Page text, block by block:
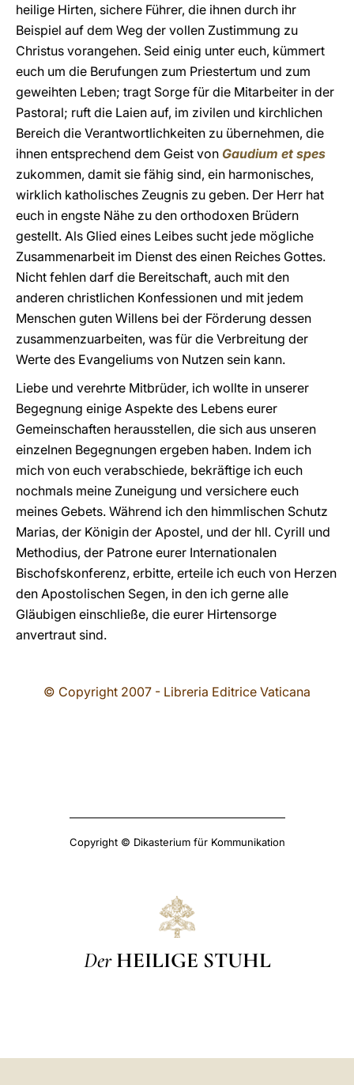
heilige Hirten, sichere Führer, die ihnen durch ihr
Beispiel auf dem Weg der vollen Zustimmung zu
Christus vorangehen. Seid einig unter euch, kümmert
euch um die Berufungen zum Priestertum und zum
geweihten Leben; tragt Sorge für die Mitarbeiter in der
Pastoral; ruft die Laien auf, im zivilen und kirchlichen
Bereich die Verantwortlichkeiten zu übernehmen, die
ihnen entsprechend dem Geist von Gaudium et spes
zukommen, damit sie fähig sind, ein harmonisches,
wirklich katholisches Zeugnis zu geben. Der Herr hat
euch in engste Nähe zu den orthodoxen Brüdern
gestellt. Als Glied eines Leibes sucht jede mögliche
Zusammenarbeit im Dienst des einen Reiches Gottes.
Nicht fehlen darf die Bereitschaft, auch mit den
anderen christlichen Konfessionen und mit jedem
Menschen guten Willens bei der Förderung dessen
zusammenzuarbeiten, was für die Verbreitung der
Werte des Evangeliums von Nutzen sein kann.
Liebe und verehrte Mitbrüder, ich wollte in unserer
Begegnung einige Aspekte des Lebens eurer
Gemeinschaften herausstellen, die sich aus unseren
einzelnen Begegnungen ergeben haben. Indem ich
mich von euch verabschiede, bekräftige ich euch
nochmals meine Zuneigung und versichere euch
meines Gebets. Während ich den himmlischen Schutz
Marias, der Königin der Apostel, und der hll. Cyrill und
Methodius, der Patrone eurer Internationalen
Bischofskonferenz, erbitte, erteile ich euch von Herzen
den Apostolischen Segen, in den ich gerne alle
Gläubigen einschließe, die eurer Hirtensorge
anvertraut sind.
© Copyright 2007 - Libreria Editrice Vaticana
Copyright © Dikasterium für Kommunikation
Der HEILIGE STUHL